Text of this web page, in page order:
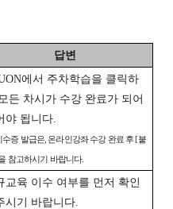
답변
에서 주차학습을 클릭하
든 차시가 수강 완료가 되어
야 됩니다.
수증 발급은, 온라인강좌 수강 완료 후 [붙
참고하시기 바랍니다.
교육 이수 여부를 먼저 확인
시기 바랍니다.